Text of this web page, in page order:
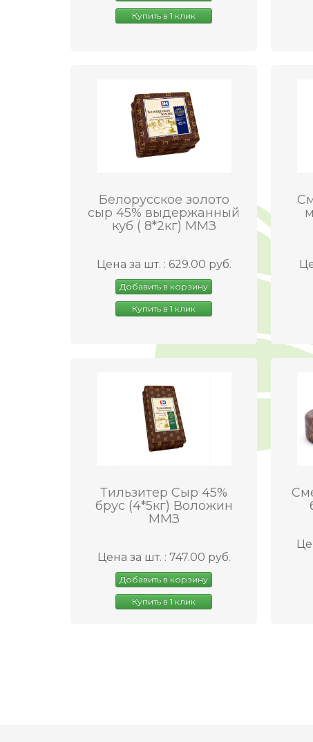
Купить в 1 клик
Белорусское золото
сыр 45% выдержанный
куб ( 8*2кг) ММЗ
Цена за шт. : 629.00 руб.
Добавить в корзину
Купить в 1 клик
Тильзитер Сыр 45%
брус (4*5кг) Воложин
ММЗ
Цена за шт. : 747.00 руб.
Добавить в корзину
Купить в 1 клик